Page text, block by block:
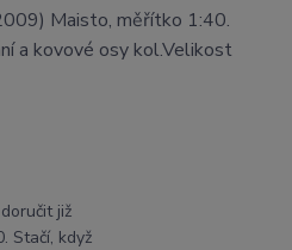
Maisto, měřítko 1:40.
a kovové osy kol.Velikost
již
Stačí, když